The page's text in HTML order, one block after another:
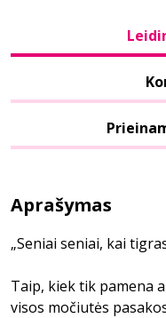
Aprašymas
„Seniai seniai, kai
Taip, kiek tik pamena
visos močiutės